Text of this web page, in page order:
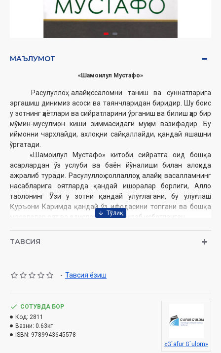
МАЪЛУМОТ
«Шамоилул Мустафо»
Расулуллоҳ алайҳиссаломни таниш ва суннатларига
эргашиш динимиз асоси ва таянчларидан биридир. Шу боис
у зотнинг ҳаётлари ва сийратларини ўрганиш ва билиш ҳар бир
мўмин-мусулмон киши зиммасидаги муҳим вазифадир. Бу
иймонни чархлайди, ахлоқни сайқаллайди, қандай яшашни
ўргатади.
«Шамоилул Мустафо» китоби сийратга оид бошқа
асарлардан ўз услуби ва баён йўналиши билан алоҳида
ажралиб туради. Расулуллоҳ соллаллоҳу алайҳи васалламнинг
насабларига оятларда қандай ишоралар борлиги, Аллоҳ
таолонинг Ўзи у зотни қандай улуғлагани, бу улуғлаш
Қуръони Каримда қандай ўз ифодасини топгани ва бошқа
масалалар оят ва ҳадислар билан боғлаб исботланган.
севимли ҳамроҳларидан бирига айланади.
Нашриёт:«Ғафур ғулом»
ISBN: 978-9943-6455-7-8
Ўлчами: 60×90 1/16
Муқоваси: қаттиқ
ТАВСИЯ
- Тавсия ёзиш
СОТУВДА БОР
Код: 2811
Вазни: 0.63кг
ISBN: 9789943645578
«G`afur G`ulom»